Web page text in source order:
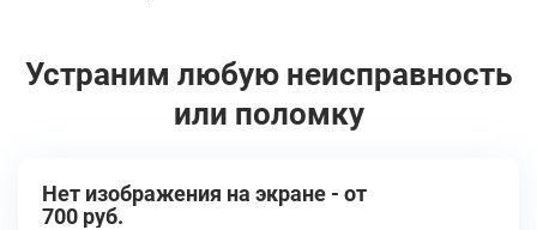
Устраним любую неисправность
или поломку
Нет изображения на экране - от
700 руб.